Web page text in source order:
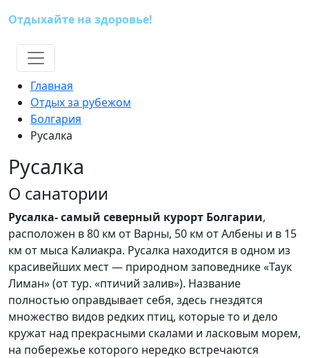
Отдыхайте на здоровье!
Главная
Отдых за рубежом
Болгария
Русалка
Русалка
О санатории
Русалка- самый северный курорт Болгарии,
расположен в 80 км от Варны, 50 км от Албены и в 15
км от мыса Калиакра. Русалка находится в одном из
красивейших мест — природном заповеднике «Таук
Лиман» (от тур. «птичий залив»). Название
полностью оправдывает себя, здесь гнездятся
множество видов редких птиц, которые то и дело
кружат над прекрасными скалами и ласковым морем,
на побережье которого нередко встречаются